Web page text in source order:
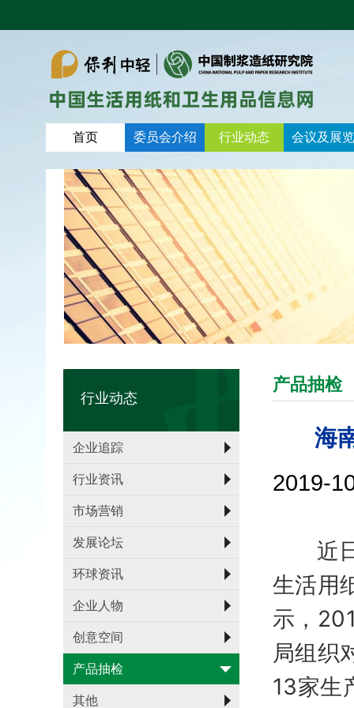
首页 委员会介绍 行业动态 会议及展
行业动态
企业追踪
行业资讯
市场营销
发展论坛
环球资讯
企业人物
创意空间
产品抽检
其他
产品抽检
海
2019-
近
生活用
示，
局组织
13家生